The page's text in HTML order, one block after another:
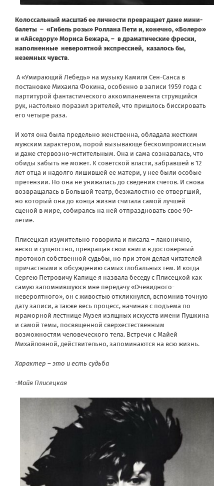
Колоссальный масштаб ее личности превращает даже мини-
балеты – «Гибель розы» Роллана Пети и, конечно, «Болеро»
и «Айседору» Мориса Бежара, – в драматические фрески,
наполненные невероятной экспрессией, казалось бы,
неземных чувств.
А «Умирающий Лебедь» на музыку Камиля Сен-Санса в
постановке Михаила Фокина, особенно в записи 1959 года с
партитурой фантастического аккомпанемента струящийся
рук, настолько поразил зрителей, что пришлось биссировать
его четыре раза.
И хотя она была предельно женственна, обладала жестким
мужским характером, порой вызывающе бескомпромиссным
и даже стервозно-мстительным. Она и сама сознавалась, что
обиды забыть не может. К советской власти, забравшей в 12
лет отца и надолго лишившей ее матери, у нее были особые
претензии. Но она не унижалась до сведения счетов. И снова
возвращалась в Большой театр, безжалостно ее отвергший,
но который она до конца жизни считала самой лучшей
сценой в мире, собираясь на ней отпраздновать свое 90-
летие.
Плисецкая изумительно говорила и писала – лаконично,
веско и сущностно, превращая свои книги в достоверный
протокол собственной судьбы, но при этом делая читателей
причастными к обсуждению самых глобальных тем. И когда
Сергею Петровичу Капице я назвала беседу с Плисецкой как
самую запомнившуюся мне передачу «Очевидного-
невероятного», он с живостью откликнулся, вспомнив точную
дату записи, а также весь процесс, начиная с подъема по
мраморной лестнице Музея изящных искусств имени Пушкина
и самой темы, посвященной сверхестественным
возможностям человеческого тела. Встречи с Майей
Михайловной, действительно, запоминаются на всю жизнь.
Характер – это и есть судьба
-Майя Плисецкая